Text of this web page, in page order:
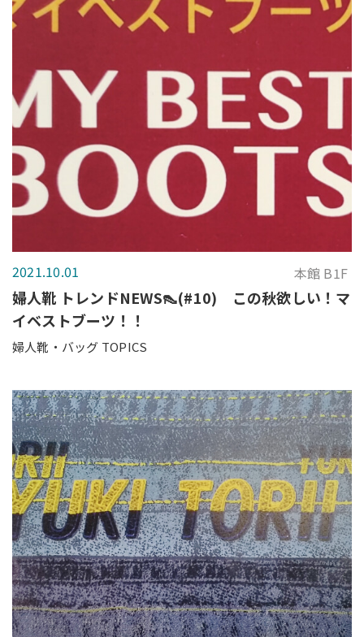
2021.10.01 本館 B1F
婦人靴 トレンドNEWS👠(#10) この秋欲しい！マ
イベストブーツ！！
婦人靴・バッグ TOPICS